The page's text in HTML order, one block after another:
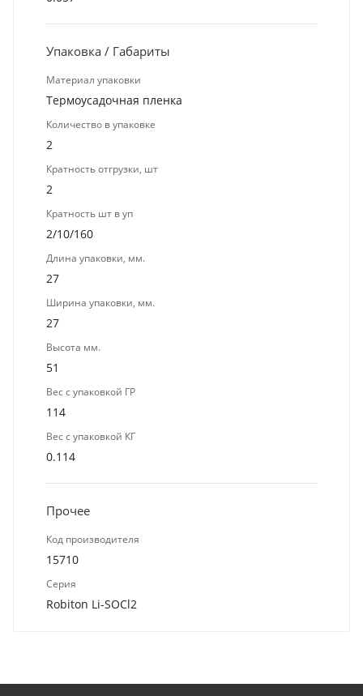
Упаковка / Габариты
Материал упаковки
Термоусадочная пленка
Количество в упаковке
2
Кратность отгрузки, шт
2
Кратность шт в уп
2/10/160
Длина упаковки, мм.
27
Ширина упаковки, мм.
27
Высота мм.
51
Вес с упаковкой ГР
114
Вес с упаковкой КГ
0.114
Прочее
Код производителя
15710
Серия
Robiton Li-SOCl2